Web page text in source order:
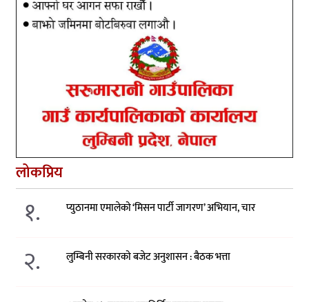
लोकप्रिय
१. प्युठानमा एमालेको ‘मिसन पार्टी जागरण’ अभियान, चार
२. लुम्बिनी सरकारको बजेट अनुशासन : बैठक भत्ता